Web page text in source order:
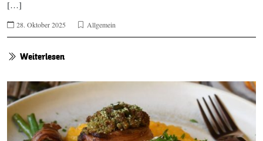
[…]
28. Oktober 2025 Allgemein
Weiterlesen